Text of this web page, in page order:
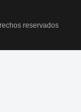
reservados